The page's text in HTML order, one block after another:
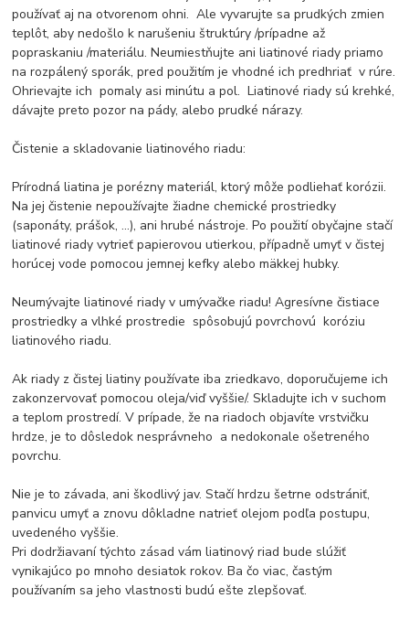
používať aj na otvorenom ohni. Ale vyvarujte sa prudkých zmien
teplôt, aby nedošlo k narušeniu štruktúry /prípadne až
popraskaniu /materiálu. Neumiestňujte ani liatinové riady priamo
na rozpálený sporák, pred použitím je vhodné ich predhriať v rúre.
Ohrievajte ich pomaly asi minútu a pol. Liatinové riady sú krehké,
dávajte preto pozor na pády, alebo prudké nárazy.
Čistenie a skladovanie liatinového riadu:
Prírodná liatina je porézny materiál, ktorý môže podliehať korózii.
Na jej čistenie nepoužívajte žiadne chemické prostriedky
(saponáty, prášok, ...), ani hrubé nástroje. Po použití obyčajne stačí
liatinové riady vytrieť papierovou utierkou, případně umyť v čistej
horúcej vode pomocou jemnej kefky alebo mäkkej hubky.
Neumývajte liatinové riady v umývačke riadu! Agresívne čistiace
prostriedky a vlhké prostredie spôsobujú povrchovú koróziu
liatinového riadu.
Ak riady z čistej liatiny používate iba zriedkavo, doporučujeme ich
zakonzervovať pomocou oleja/viď vyššie/. Skladujte ich v suchom
a teplom prostredí. V prípade, že na riadoch objavíte vrstvičku
hrdze, je to dôsledok nesprávneho a nedokonale ošetreného
povrchu.
Nie je to závada, ani škodlivý jav. Stačí hrdzu šetrne odstrániť,
panvicu umyť a znovu dôkladne natrieť olejom podľa postupu,
uvedeného vyššie.
Pri dodržiavaní týchto zásad vám liatinový riad bude slúžiť
vynikajúco po mnoho desiatok rokov. Ba čo viac, častým
používaním sa jeho vlastnosti budú ešte zlepšovať.